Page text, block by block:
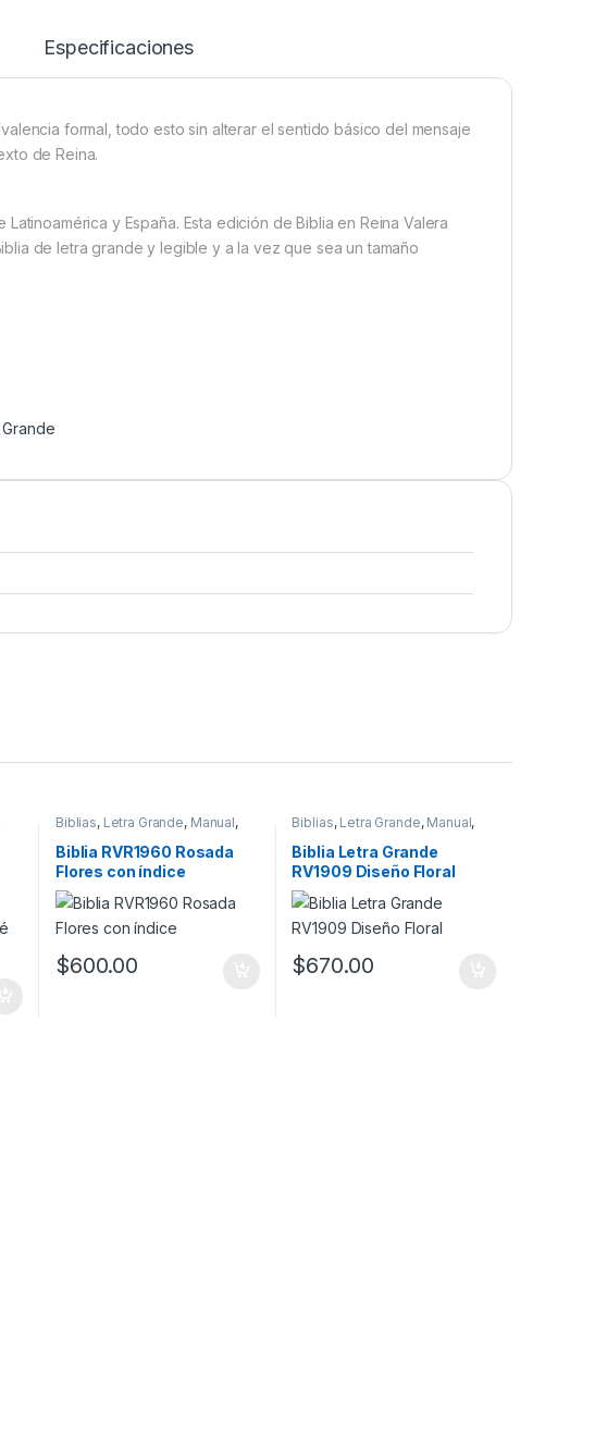
Especificaciones
formal, todo esto sin alterar el sentido básico del mensaje
de Reina.
y España. Esta edición de Biblia en Reina Valera
de letra grande y legible y a la vez que sea un tamaño
Biblias, Letra Grande, Manual,
Biblia RVR1960 Rosada
Flores con índice
$600.00
Biblias, Letra Grande, Manual,
Biblia Letra Grande
RV1909 Diseño Floral
$670.00